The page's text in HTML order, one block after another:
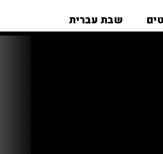
שבת עברית